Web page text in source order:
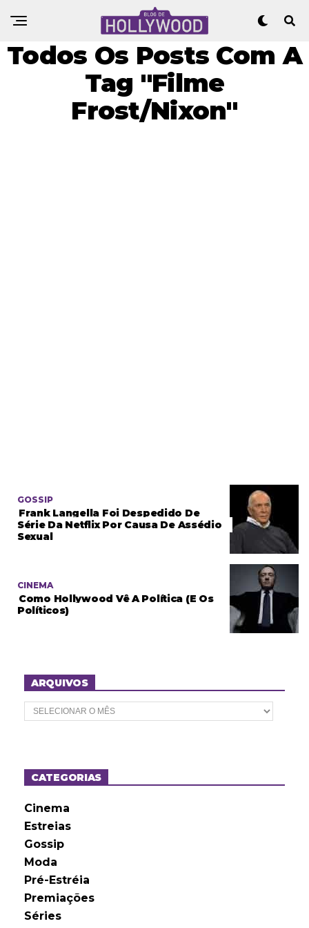
Todos Os Posts Com A
Tag "Filme
Frost/Nixon"
GOSSIP
Frank Langella Foi Despedido De
Série Da Netflix Por Causa De Assédio
Sexual
CINEMA
Como Hollywood Vê A Política (e Os
Políticos)
ARQUIVOS
A
r
o
sCATEGORIAS
Cinema
Estreias
Gossip
Moda
Pré-Estréia
Premiações
Séries